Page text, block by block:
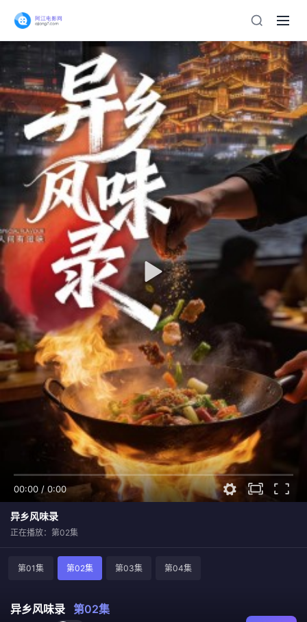
00:00 / 0:00
异乡风味录
正在播放：第02集
第01集 第02集 第03集 第04集
异乡风味录 第02集